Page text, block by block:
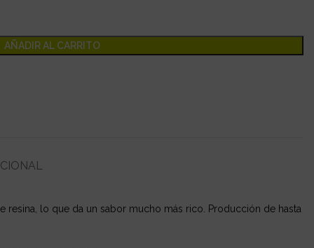
AÑADIR AL CARRITO
resina, lo que da un sabor mucho más rico. Producción de hasta